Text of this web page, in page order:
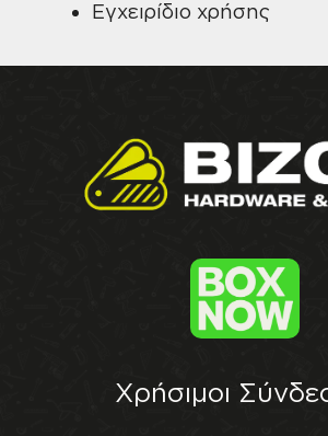
Εγχειρίδιο χρήσης
Χρήσιμοι